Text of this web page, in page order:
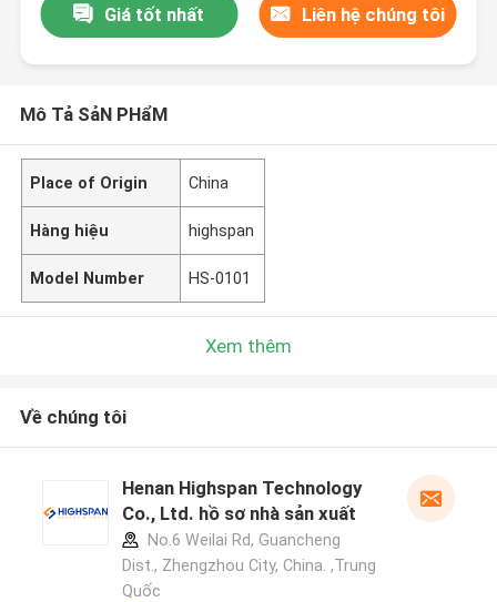
Giá tốt nhất Liên hệ chúng tôi
Mô Tả SảN PHẩM
Place of Origin China
Hàng hiệu highspan
Model Number HS-0101
Xem thêm
Về chúng tôi
Henan Highspan Technology
Co., Ltd. hồ sơ nhà sản xuất
No.6 Weilai Rd, Guancheng
Dist., Zhengzhou City, China. ,Trung
Quốc